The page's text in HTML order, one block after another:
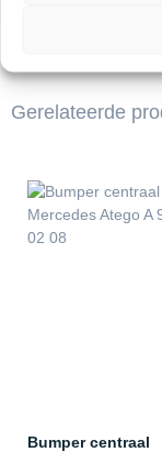
Gerelateerde
Bumper centraal